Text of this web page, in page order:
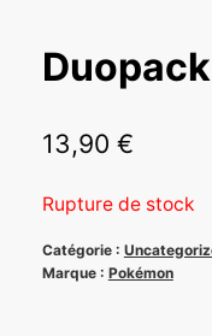
13,90 €
Rupture de stock
Catégorie :
Marque : Pokémon